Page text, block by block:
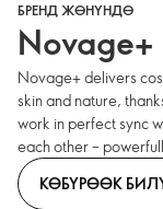
БРЕНД ЖӨНҮНДӨ
Novage+
Novage+ delivers
skin and nature,
work in perfect sync
each other –
КӨБҮРӨӨК